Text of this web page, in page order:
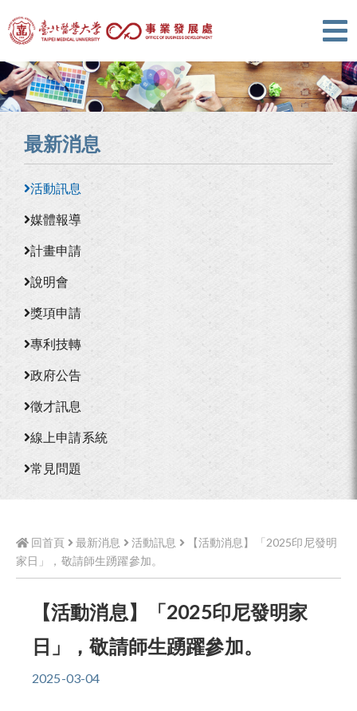
最新消息
活動訊息
媒體報導
計畫申請
說明會
獎項申請
專利技轉
政府公告
徵才訊息
線上申請系統
常見問題
回首頁 最新消息 活動訊息
【活動消息】「2025印尼發明
家日」，敬請師生踴躍參加。
【活動消息】「2025印尼發明家
日」，敬請師生踴躍參加。
2025-03-04